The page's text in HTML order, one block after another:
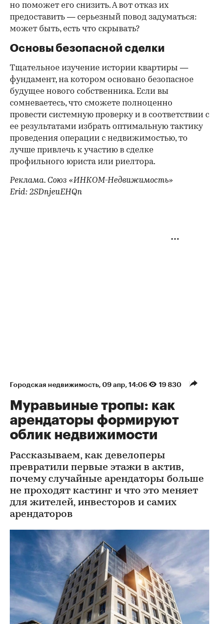
но поможет его снизить. А вот отказ их
предоставить — серьезный повод задуматься:
может быть, есть что скрывать?
Основы безопасной сделки
Тщательное изучение истории квартиры —
фундамент, на котором основано безопасное
будущее нового собственника. Если вы
сомневаетесь, что сможете полноценно
провести системную проверку и в соответствии с
ее результатами избрать оптимальную тактику
проведения операции с недвижимостью, то
лучше привлечь к участию в сделке
профильного юриста или риелтора.
Реклама. Союз «ИНКОМ-Недвижимость»
Erid: 2SDnjeuEHQn
Городская недвижимость 09 апр, 14:06 19 830
Муравьиные тропы: как
арендаторы формируют
облик недвижимости
Рассказываем, как девелоперы
превратили первые этажи в актив,
почему случайные арендаторы больше
не проходят кастинг и что это меняет
для жителей, инвесторов и самих
арендаторов